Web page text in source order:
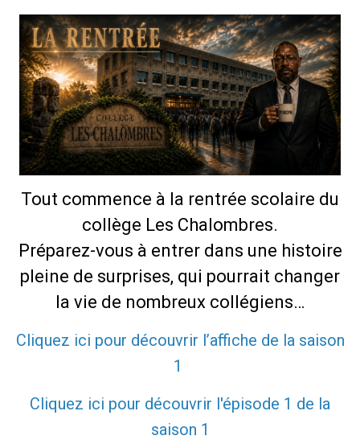
Tout commence à la rentrée scolaire du
collège Les Chalombres.
Préparez-vous à entrer dans une histoire
pleine de surprises, qui pourrait changer
la vie de nombreux collégiens…
Cliquez ici pour découvrir l’affiche de la saison
1
Cliquez ici pour découvrir l'épisode 1 de la
saison 1